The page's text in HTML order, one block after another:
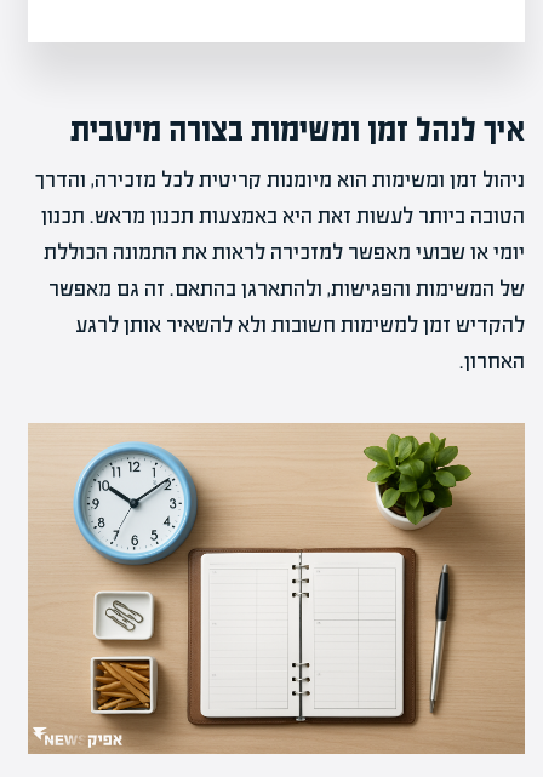
איך לנהל זמן ומשימות בצורה מיטבית
ניהול זמן ומשימות הוא מיומנות קריטית לכל מזכירה, והדרך
הטובה ביותר לעשות זאת היא באמצעות תכנון מראש. תכנון
יומי או שבועי מאפשר למזכירה לראות את התמונה הכוללת
של המשימות והפגישות, ולהתארגן בהתאם. זה גם מאפשר
להקדיש זמן למשימות חשובות ולא להשאיר אותן לרגע
האחרון.